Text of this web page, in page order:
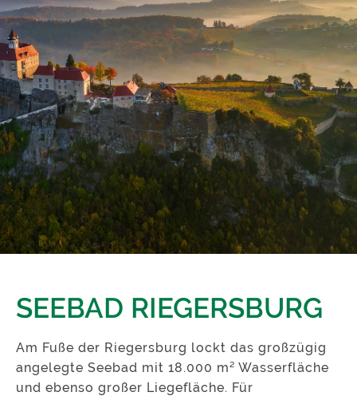
SEEBAD RIEGERSBURG
Am Fuße der Riegersburg lockt das großzügig
angelegte Seebad mit 18.000 m² Wasserfläche
und ebenso großer Liegefläche. Für